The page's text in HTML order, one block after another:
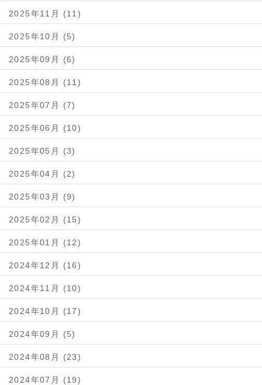
2025年11月 (11)
2025年10月 (5)
2025年09月 (6)
2025年08月 (11)
2025年07月 (7)
2025年06月 (10)
2025年05月 (3)
2025年04月 (2)
2025年03月 (9)
2025年02月 (15)
2025年01月 (12)
2024年12月 (16)
2024年11月 (10)
2024年10月 (17)
2024年09月 (5)
2024年08月 (23)
2024年07月 (19)